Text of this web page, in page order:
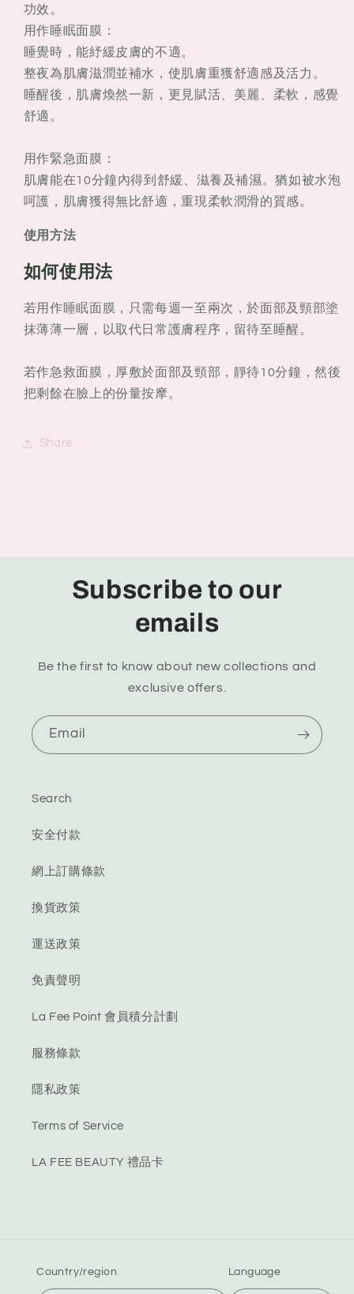
功效。
用作睡眠面膜：
睡覺時，能紓緩皮膚的不適。
整夜為肌膚滋潤並補水，使肌膚重獲舒適感及活力。
睡醒後，肌膚煥然一新，更見賦活、美麗、柔軟，感覺
舒適。
用作緊急面膜：
肌膚能在10分鐘內得到舒緩、滋養及補濕。猶如被水泡
呵護，肌膚獲得無比舒適，重現柔軟潤滑的質感。
使用方法
如何使用法
若用作睡眠面膜，只需每週一至兩次，於面部及頸部塗
抹薄薄一層，以取代日常護膚程序，留待至睡醒。
若作急救面膜，厚敷於面部及頸部，靜待10分鐘，然後
把剩餘在臉上的份量按摩。
Share
Subscribe to our
emails
Be the first to know about new collections and
exclusive offers.
Email
Search
安全付款
網上訂購條款
換貨政策
運送政策
免責聲明
La Fee Point 會員積分計劃
服務條款
隱私政策
Terms of Service
LA FEE BEAUTY 禮品卡
Country/region Language